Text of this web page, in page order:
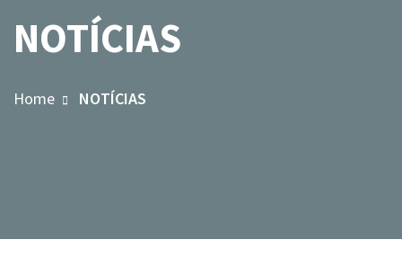
NOTÍCIAS
Home NOTÍCIAS